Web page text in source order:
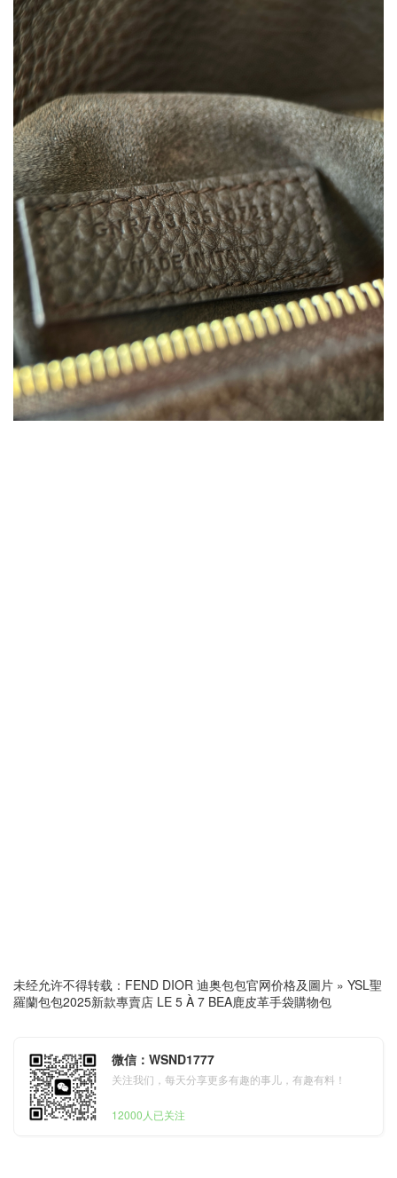
未经允许不得转载： FEND DIOR 迪奥包包官网价格及圖片 » YSL聖
羅蘭包包2025新款專賣店 LE 5 À 7 BEA鹿皮革手袋購物包
微信：WSND1777
关注我们，每天分享更多有趣的事儿，有趣有料！
12000人已关注